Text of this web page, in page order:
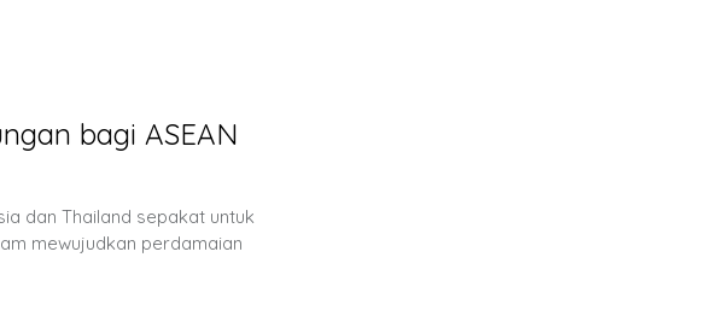
bagi ASEAN
dan Thailand sepakat untuk
mewujudkan perdamaian